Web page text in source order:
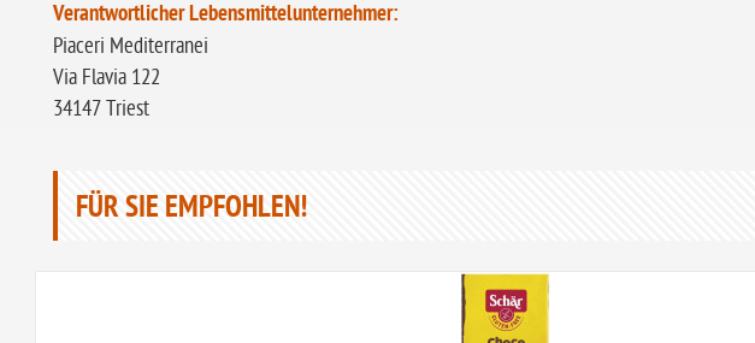
Verantwortlicher Lebensmittelunternehmer:
Piaceri Mediterranei
Via Flavia 122
34147 Triest
FÜR SIE EMPFOHLEN!